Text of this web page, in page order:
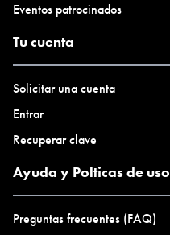
Eventos patrocinados
Tu cuenta
Solicitar una cuenta
Entrar
Recuperar clave
Ayuda y Polticas de uso
Preguntas frecuentes (FAQ)